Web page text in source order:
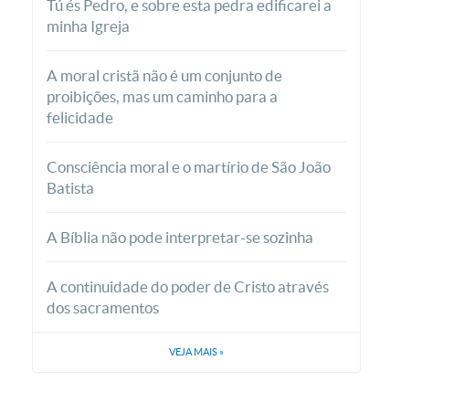
Tú és Pedro, e sobre esta pedra edificarei a
minha Igreja
A moral cristã não é um conjunto de
proibições, mas um caminho para a
felicidade
Consciência moral e o martírio de São João
Batista
A Bíblia não pode interpretar-se sozinha
A continuidade do poder de Cristo através
dos sacramentos
VEJA MAIS »